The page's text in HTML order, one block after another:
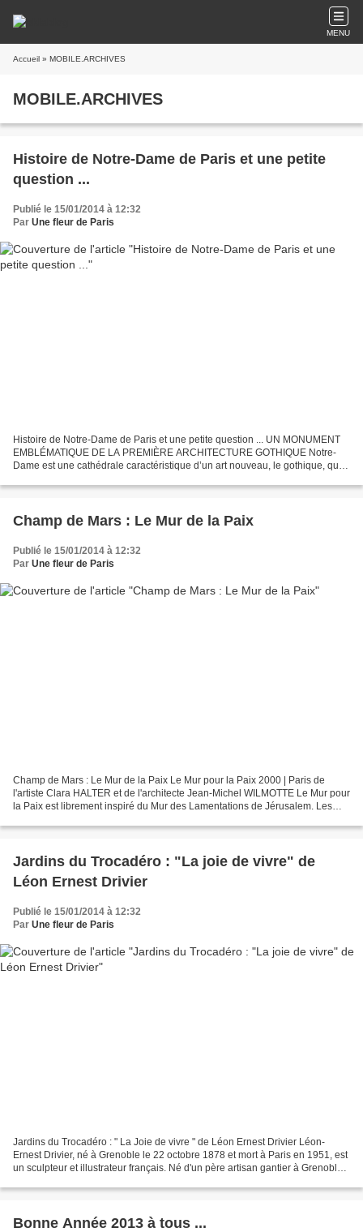
MENU
Accueil » MOBILE.ARCHIVES
MOBILE.ARCHIVES
Histoire de Notre-Dame de Paris et une petite
question ...
Publié le 15/01/2014 à 12:32
Par Une fleur de Paris
Histoire de Notre-Dame de Paris et une petite question ... UN MONUMENT
EMBLÉMATIQUE DE LA PREMIÈRE ARCHITECTURE GOTHIQUE Notre-
Dame est une cathédrale caractéristique d’un art nouveau, le gothique, qui
Champ de Mars : Le Mur de la Paix
Publié le 15/01/2014 à 12:32
Par Une fleur de Paris
Champ de Mars : Le Mur de la Paix Le Mur pour la Paix 2000 | Paris de
l'artiste Clara HALTER et de l'architecte Jean-Michel WILMOTTE Le Mur pour
la Paix est librement inspiré du Mur des Lamentations de Jérusalem. Les
Jardins du Trocadéro : "La joie de vivre" de
Léon Ernest Drivier
Publié le 15/01/2014 à 12:32
Par Une fleur de Paris
Jardins du Trocadéro : " La Joie de vivre " de Léon Ernest Drivier Léon-
Ernest Drivier, né à Grenoble le 22 octobre 1878 et mort à Paris en 1951, est
un sculpteur et illustrateur français. Né d'un père artisan gantier à Grenoble,
Bonne Année 2013 à tous ...